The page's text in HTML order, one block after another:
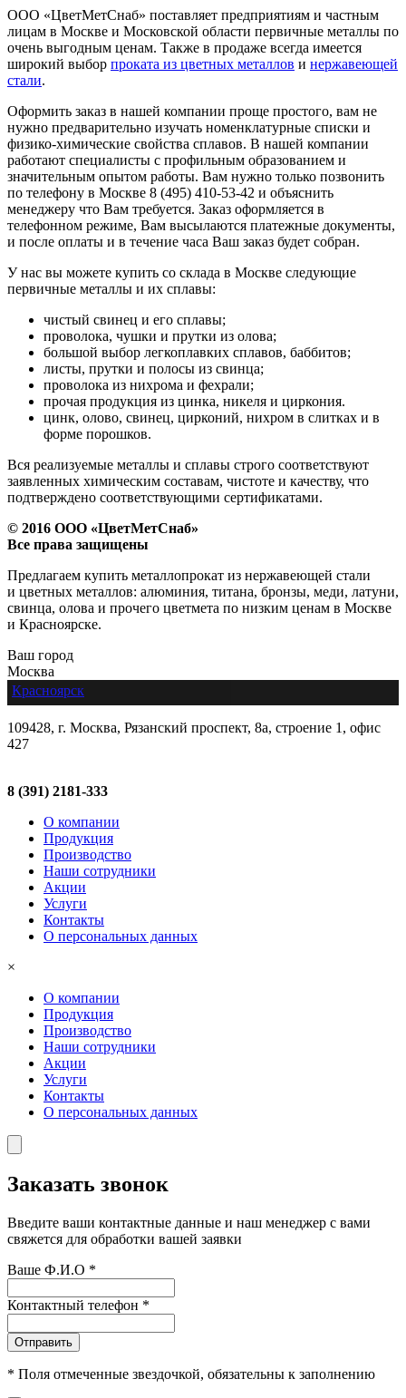
ООО «ЦветМетСнаб» поставляет предприятиям и частным
лицам в Москве и Московской области первичные металлы по
очень выгодным ценам. Также в продаже всегда имеется
широкий выбор проката из цветных металлов и нержавеющей
стали.
Оформить заказ в нашей компании проще простого, вам не
нужно предварительно изучать номенклатурные списки и
физико-химические свойства сплавов. В нашей компании
работают специалисты с профильным образованием и
значительным опытом работы. Вам нужно только позвонить
по телефону в Москве 8 (495) 410-53-42 и объяснить
менеджеру что Вам требуется. Заказ оформляется в
телефонном режиме, Вам высылаются платежные документы,
и после оплаты и в течение часа Ваш заказ будет собран.
У нас вы можете купить со склада в Москве следующие
первичные металлы и их сплавы:
чистый свинец и его сплавы;
проволока, чушки и прутки из олова;
большой выбор легкоплавких сплавов, баббитов;
листы, прутки и полосы из свинца;
проволока из нихрома и фехрали;
прочая продукция из цинка, никеля и циркония.
цинк, олово, свинец, цирконий, нихром в слитках и в
форме порошков.
Вся реализуемые металлы и сплавы строго соответствуют
заявленных химическим составам, чистоте и качеству, что
подтверждено соответствующими сертификатами.
© 2016 ООО «ЦветМетСнаб»
Все права защищены
Предлагаем купить металлопрокат из нержавеющей стали
и цветных металлов: алюминия, титана, бронзы, меди, латуни,
свинца, олова и прочего цветмета по низким ценам в Москве
и Красноярске.
Ваш город
Москва
Красноярск
109428, г. Москва, Рязанский проспект, 8а, строение 1, офис
427
8 (391) 2181-333
О компании
Продукция
Производство
Наши сотрудники
Акции
Услуги
Контакты
О персональных данных
×
О компании
Продукция
Производство
Наши сотрудники
Акции
Услуги
Контакты
О персональных данных
Заказать звонок
Введите ваши контактные данные и наш менеджер с вами
свяжется для обработки вашей заявки
Ваше Ф.И.О *
Контактный телефон *
Отправить
* Поля отмеченные звездочкой, обязательны к заполнению